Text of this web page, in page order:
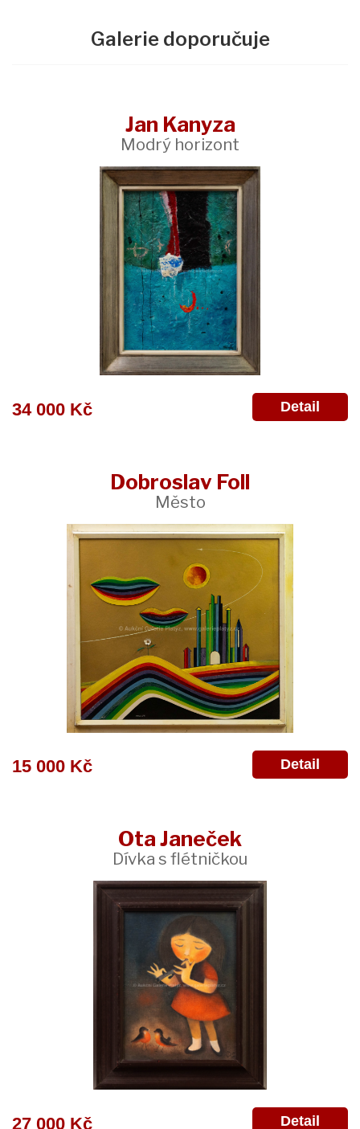
Galerie doporučuje
Jan Kanyza
Modrý horizont
34 000 Kč Detail
Dobroslav Foll
Město
15 000 Kč Detail
Ota Janeček
Dívka s flétničkou
27 000 Kč Detail